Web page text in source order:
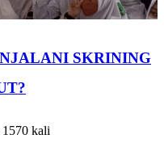
SKRINING
kali